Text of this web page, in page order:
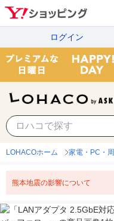
ログイン
LOHACOホーム 家電・PC・
熊本地震の影響について